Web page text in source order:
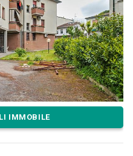
IMMOBILE